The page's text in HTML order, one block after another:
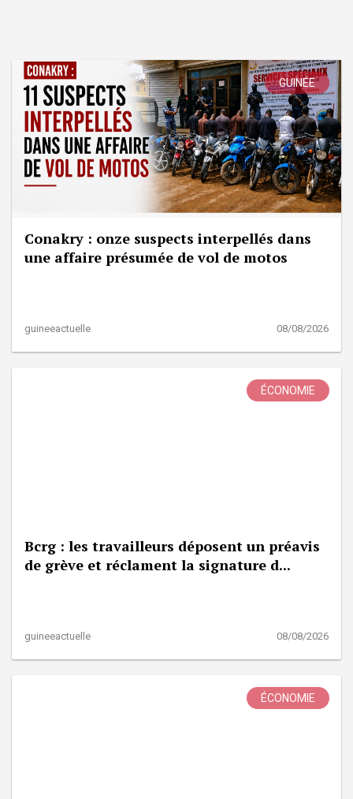
GUINÉE
Conakry : onze suspects interpellés dans
une affaire présumée de vol de motos
guineeactuelle 08/08/2026
ÉCONOMIE
Bcrg : les travailleurs déposent un préavis
de grève et réclament la signature d...
guineeactuelle 08/08/2026
ÉCONOMIE